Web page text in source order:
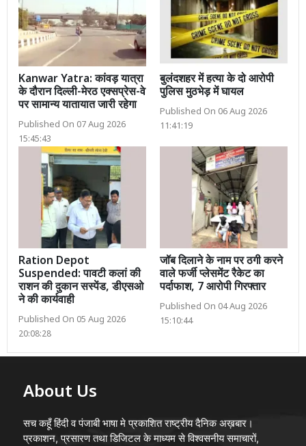
Kanwar Yatra: कांवड़ यात्रा
के दौरान दिल्ली-मेरठ एक्सप्रेस-वे
पर सामान्य यातायात जारी रहेगा
Published On 07 Aug 2026
15:45:43
बुलंदशहर में हत्या के दो आरोपी
पुलिस मुठभेड़ में घायल
Published On 06 Aug 2026
11:41:19
Ration Depot
Suspended: पावटी कलां की
राशन की दुकान सस्पेंड, डीएसओ
ने की कार्यवाही
Published On 05 Aug 2026
20:08:28
जॉब दिलाने के नाम पर ठगी करने
वाले फर्जी प्लेसमेंट रैकेट का
पर्दाफाश, 7 आरोपी गिरफ्तार
Published On 04 Aug 2026
15:10:44
About Us
सच कहूँ हिंदी व पंजाबी भाषा मे प्रकाशित राष्ट्रीय दैनिक अख़बार।
प्रकाशन, प्रसारण तथा डिजिटल के माध्यम से विश्वसनीय समाचारों,